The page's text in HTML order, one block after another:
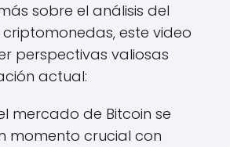
sobre el análisis del
este video
perspectivas valiosas
actual:
mercado de Bitcoin se
momento crucial con